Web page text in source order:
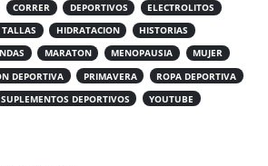
CORRER DEPORTIVOS
ELECTROLITOS
HIDRATACION
HISTORIAS
MARATON MENOPAUSIA
MUJER
DEPORTIVA PRIMAVERA
ROPA DEPORTIVA
SUPLEMENTOS DEPORTIVOS YOUTUBE